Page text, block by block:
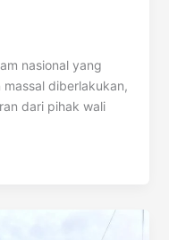
nasional yang
diberlakukan,
dari pihak wali